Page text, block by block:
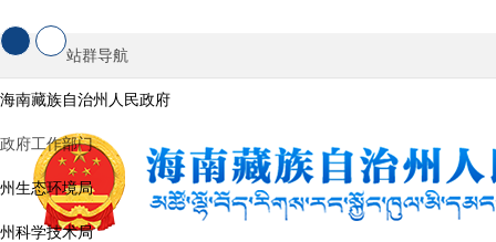
站群导航
海南藏族自治州人民政府
政府工作部门
州生态环境局
州科学技术局